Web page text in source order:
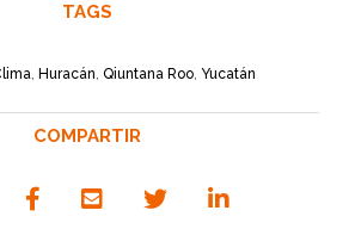
TAGS
, Huracán, Qiuntana Roo, Yucatán
COMPARTIR